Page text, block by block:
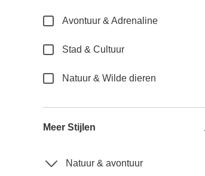
Avontuur & Adrenaline
Stad & Cultuur
Natuur & Wilde dieren
Meer Stijlen
Natuur & avontuur